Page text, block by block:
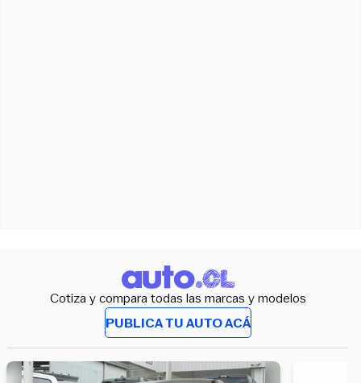
Cotiza y compara todas las marcas y modelos
PUBLICA TU AUTO ACÁ